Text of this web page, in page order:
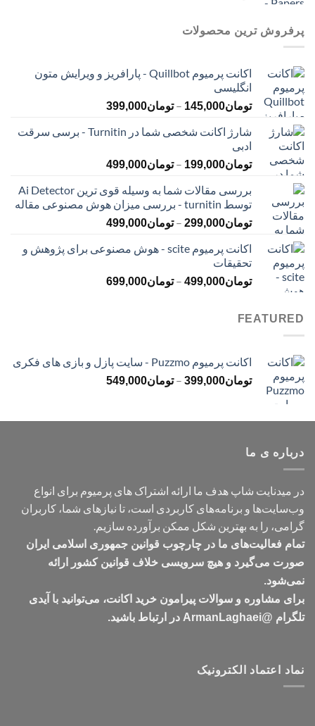
پرفروش ترین محصولات
اکانت پرمیوم Quillbot - پارافریز و ویرایش متون
انگلیسی
تومان145,000
– تومان399,000محدوده
تومان145,000
تومان399,000
شارژ اکانت شخصی شما در Turnitin - برسی سرقت
ادبی
تومان199,000
– تومان499,000محدوده
تومان199,000
تا
تومان499,000
بررسی مقالات شما به وسیله قوی ترین Ai Detector
توسط turnitin - بررسی میزان هوش مصنوعی مقاله
تومان299,000
– تومان499,000محدوده
تومان299,000
تومان499,000
اکانت پرمیوم scite - هوش مصنوعی برای پژوهش و
تحقیقات
تومان499,000
– تومان699,000محدوده
FEATURED
اکانت پرمیوم Puzzmo - سایت پازل و بازی های فکری
تومان399,000
– تومان549,000محدوده
تا
درباره ی ما
در میدنایت شاپ هدف ما ارائه اشتراک های پرمیوم برای انواع
وب‌سایت‌ها و برنامه‌های کاربردی است، تا نیازهای شما، کاربران
گرامی، را به بهترین شکل ممکن برآورده سازیم.
تمام فعالیت‌های ما در چارچوب قوانین جمهوری اسلامی ایران
صورت می‌گیرد و هیچ سرویسی خلاف قوانین کشور ارائه
نمی‌شود.
برای مشاوره و سوالات پیرامون خرید اکانت، می‌توانید با آیدی
تلگرام @ArmanLaghaei در ارتباط باشید.
نماد اعتماد الکترونیک